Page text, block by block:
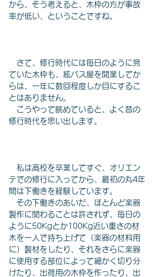
から、そう考えると、木枠の方が事故
率が低い、ということですね。
さて、修行時代には毎日のように見
ていた木枠も、絃バス屋を開業してか
らは、一年に数回程度しか目にするこ
とはありません。
こうやって眺めていると、よく昔の
修行時代を思い出します。
私は高校を卒業してすぐ、オリエン
テでの修行に入ってから、最初の丸4年
間は下働きを経験しています。
その下働きのあいだ、ほとんど楽器
製作に関わることは許されず、毎日の
ように50Kgとか100Kg近い重さの材
木を一人で持ち上げて（楽器の材料用
に）製材をしたり、それをさらに楽器
に使用する部位によって細かく切り分
けたり、出荷用の木枠を作ったり、出